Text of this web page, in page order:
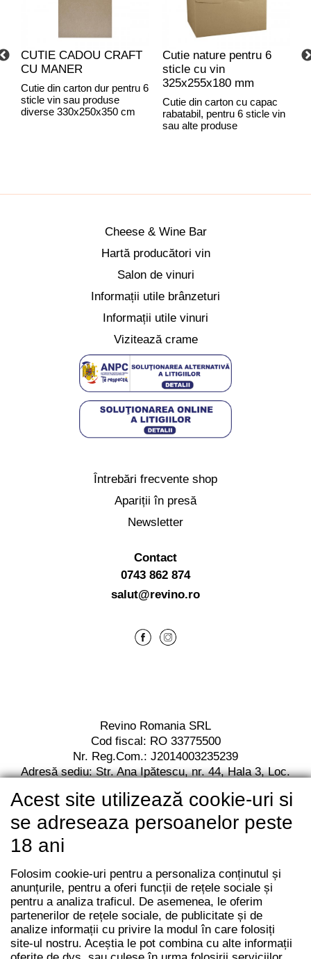
CUTIE CADOU CRAFT
CU MANER
Cutie din carton dur pentru 6
sticle vin sau produse
diverse 330x250x350 cm
Cutie nature pentru 6
sticle cu vin
325x255x180 mm
Cutie din carton cu capac
rabatabil, pentru 6 sticle vin
sau alte produse
Cheese & Wine Bar
Hartă producători vin
Salon de vinuri
Informații utile brânzeturi
Informații utile vinuri
Vizitează crame
Întrebări frecvente shop
Apariții în presă
Newsletter
Contact
0743 862 874
salut@revino.ro
Revino Romania SRL
Cod fiscal: RO 33775500
Nr. Reg.Com.: J2014003235239
Adresă sediu: Str. Ana Ipătescu,nr. 44, Hala 3,Loc.
RO13 BACX 0000 0010 7112 2001
Unicredit Bank
Acest site utilizează cookie-uri si
se adreseaza persoanelor peste
18 ani
Folosim cookie-uri pentru a personaliza conținutul și
anunțurile, pentru a oferi funcții de rețele sociale și
pentru a analiza traficul. De asemenea, le oferim
partenerilor de rețele sociale, de publicitate și de
analize informații cu privire la modul în care folosiți
site-ul nostru. Aceștia le pot combina cu alte informații